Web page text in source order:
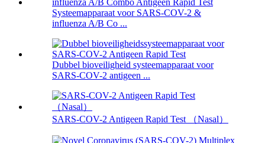
Systeemapparaat voor SARS-COV-2 &
influenza A/B Co ...
Dubbel bioveiligheid systeemapparaat voor
SARS-COV-2 antigeen ...
SARS-COV-2 Antigeen Rapid Test （Nasal）